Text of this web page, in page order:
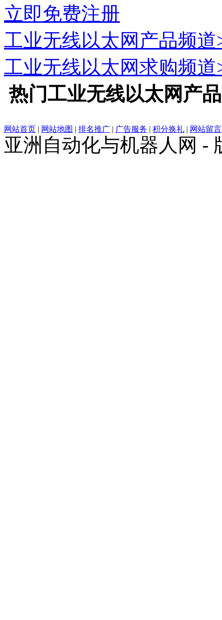
立即免费注册
工业无线以太网 产品频道
工业无线以太网求购频道
热门工业无线以太网 产品
网站首页 | 网站地图 | 排名推广 | 广告服务 | 积分换礼 | 网站留言
亚洲自动化与机器人网 -